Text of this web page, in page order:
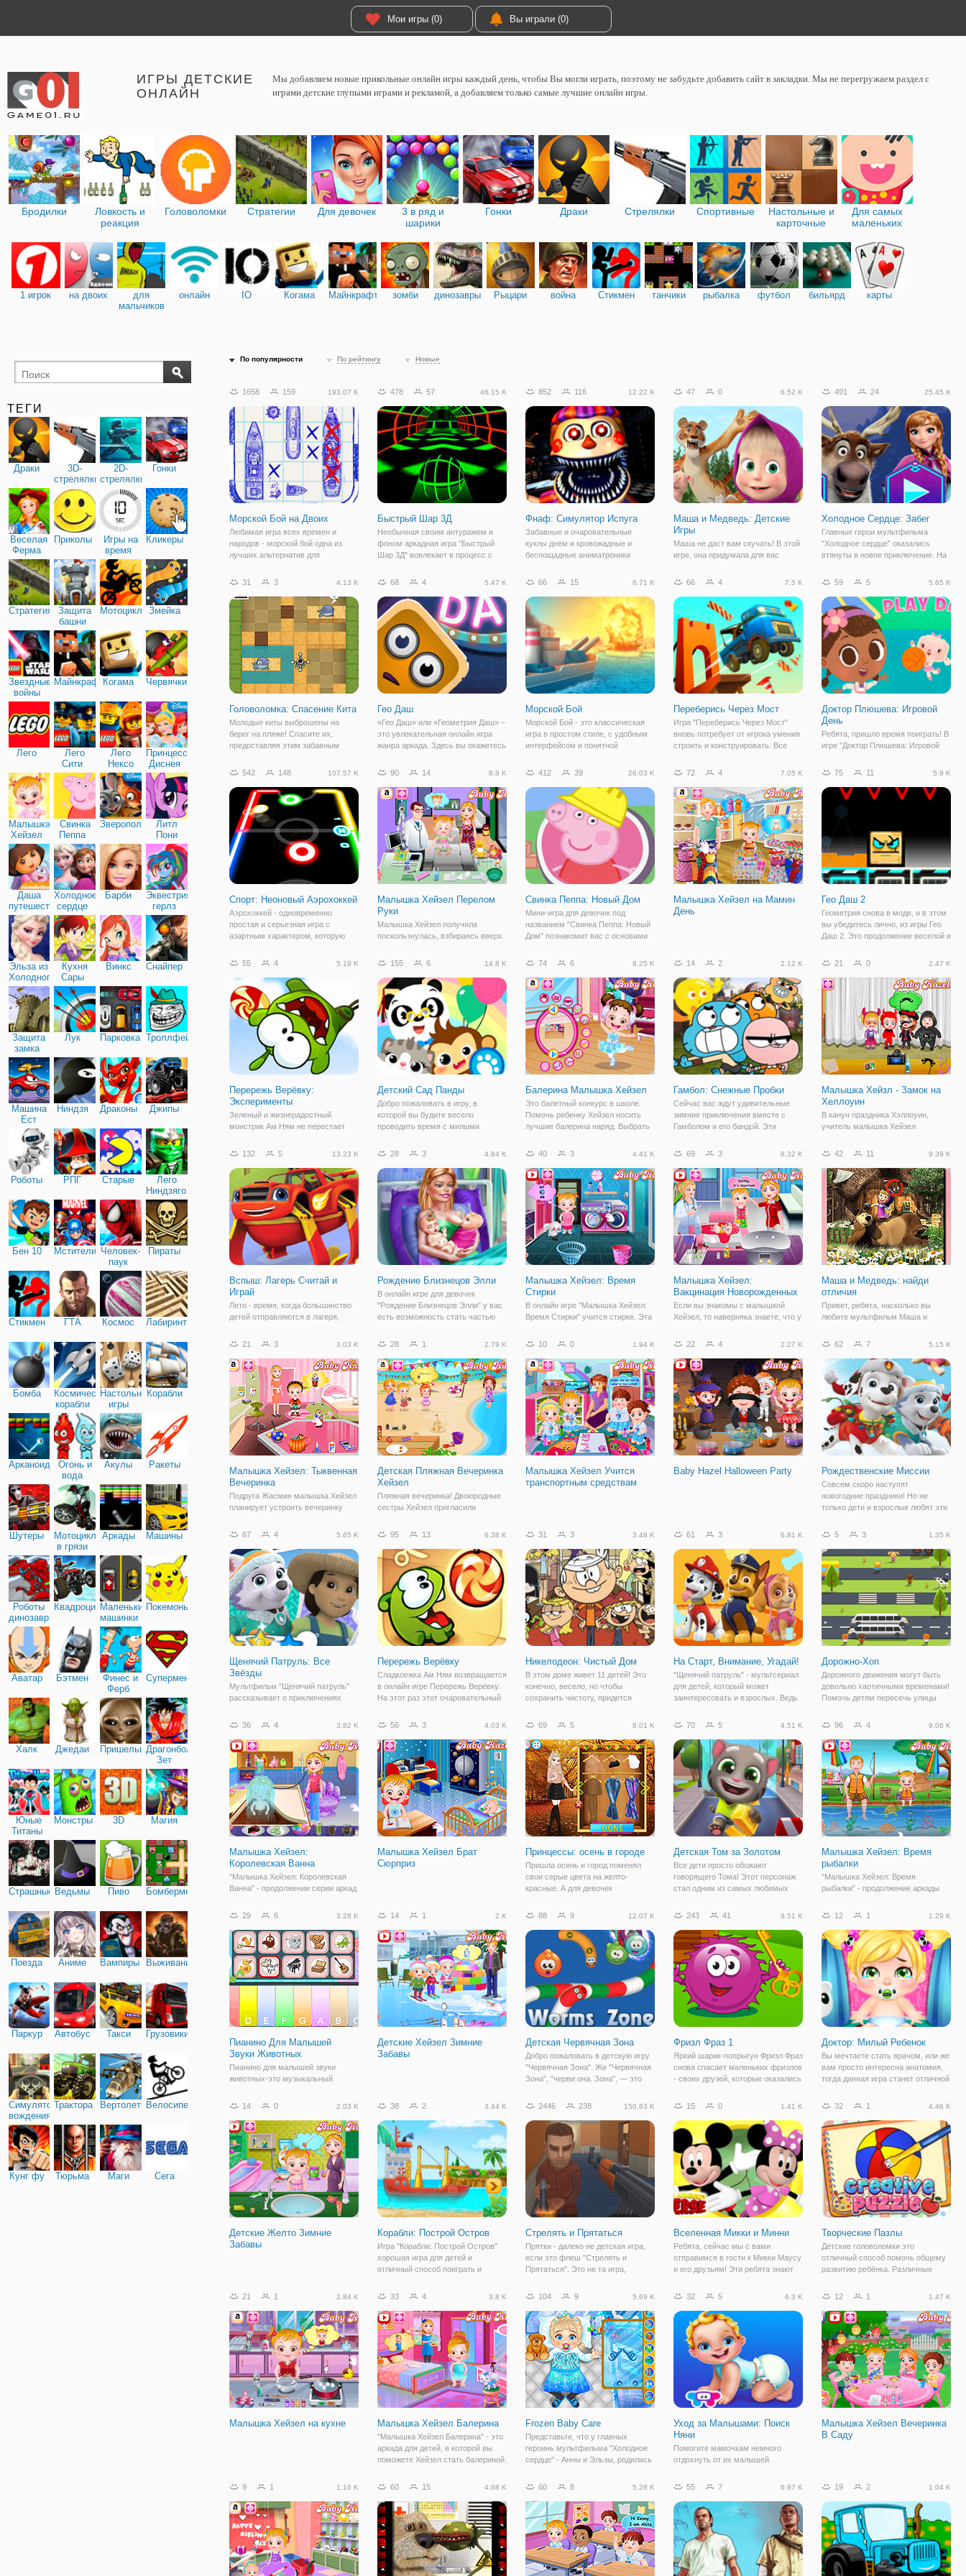
Мои игры (0) Вы играли (0)
ИГРЫ ДЕТСКИЕ
ОНЛАЙН
Мы добавляем новые прикольные онлайн игры каждый день, чтобы Вы могли играть, поэтому не забудьте добавить сайт в закладки. Мы не перегружаем раздел с
играми детские глупыми играми и рекламой, а добавляем только самые лучшие онлайн игры.
Бродилки
Ловкость и
реакция
Головоломки Стратегии Для девочек
3 в ряд и
шарики
Гонки Драки Стрелялки Спортивные
Настольные и
карточные
Для самых
маленьких
1 игрок на двоих
для
мальчиков
онлайн IO Когама Майнкрафт зомби динозавры Рыцари война Стикмен танчики рыбалка футбол бильярд карты
ТЕГИ
Драки
3D-
стрелялки
2D-
стрелялки
Гонки
Веселая
Ферма
Приколы
Игры на
время
Кликеры
Стратегия
Защита
башни
МотоциклыЗмейка
Звездные
войны
МайнкрафтКогама Червячки
Лего
Лего
Сити
Лего
Нексо
Найтс
Принцессы
Диснея
Малышка
Хейзел
Свинка
Пеппа
Зверополис
Литл
Пони
Дружба
Даша
путешественница
Холодное
сердце
Барби
Эквестрия
герлз
Эльза из
Холодного
сердца
Кухня
Сары
Винкс Снайпер
Защита
замка
Лук Парковка Троллфейс
Машина
Ест
Машину
Ниндзя Драконы Джипы
Роботы РПГ Старые
Лего
Ниндзяго
Бен 10 Мстители Человек-
паук
Пираты
Стикмен ГТА Космос Лабиринты
Бомба
Космические
корабли
Настольные
игры
Корабли
Арканоид
Огонь и
вода
Акулы Ракеты
Шутеры
Мотоциклы
в грязи
Аркады Машины
Роботы
динозавры
КвадроциклыМаленькие
машинки
Покемоны
Аватар Бэтмен
Финес и
Ферб
Супермен
Халк Джедаи ПришельцыДрагонболл
Зет
Юные
Титаны
Монстры 3D Магия
Страшные Ведьмы Пиво Бомбермен
Поезда Аниме Вампиры Выживание
Паркур Автобус Такси Грузовики
Симулятор
вождения
Трактора ВертолетыВелосипед
Кунг фу Тюрьма Маги Сега
По популярности По рейтингу Новые
1658 159 193.07 K
Морской Бой на Двоих
Любимая игра всех времен и
народов - морской бой одна из
лучших альтернатив для
близкими. Ведь это не только
игра, но и полезная. Морской бой
тренирует
478 57 46.15 K
Быстрый Шар 3Д
Необычная своим антуражем и
фоном аркадная игра "Быстрый
Шар 3Д" вовлекает в процесс с
проходить в темном пространстве,
неоновые стены, перегородки,
мосты и т.д.
852 116 12.22 K
Фнаф: Симулятор Испуга
Забавные и очаровательные
куклы днём и кровожадные и
беспощадные аниматроники
печально известная заброшенная
то это было весёлое и
жизнерадостное место, куда
47 0 6.52 K
Маша и Медведь: Детские
Игры
Маша не даст вам скучать! В этой
игре, она придумала для вас
приступить к играм с Машей, тогда
5 игр, которые вы должны пройти,
чтобы доказать родным, чтобы
очень
491 24 25.45 K
Холодное Сердце: Забег
Главные герои мультфильма
"Холодное сердце" оказались
втянуты в новое приключение. На
клану пещерных жителей
которые у них отняли злодеи. Но
Анна, Эльза,
31 3 4.13 K
Головоломка: Спасение Кита
Молодые киты выброшены на
берег на пляже! Спасите их,
предоставляя этим забавным
онлайн игре "Головоломка:
игре вам предстоит использовать
свою смекалку и
68 4 5.47 K
Гео Даш
«Гео Даш» или «Геометрия Даш» –
это увлекательная онлайн игра
жанра аркада. Здесь вы окажетесь
управляете мини-кубом, у
глаза и рот. Он мчится на
приличной скорости
66 15 8.71 K
Морской Бой
Морской Бой - это классическая
игра в простом стиле, с удобным
интерфейсом и понятной
приятной игры? Не нужно сидеть и
спорим, это порой приятно, но не
всегда
66 4 7.5 K
Переберись Через Мост
Игра "Переберись Через Мост"
вновь потребует от игрока умения
строить и конструировать. Все
конструкторы и создавать разные
задачей будет построить мост
через
59 5 5.65 K
Доктор Плюшева: Игровой
День
Ребята, пришло время поиграть! В
игре "Доктор Плюшева: Игровой
площадку. Компанию вам составит
её друзья: овечка Ламби, бегемот
Хэлли, снеговик Чилли и
542 148 107.57 K
Спорт: Неоновый Аэрохоккей
Аэрохоккей - одновременно
простая и серьезная игра с
азартным характером, которую
того, чтобы гнаться за шайбой по
действия будут разворачиваться
на поле, где
90 14 8.8 K
Малышка Хейзел Перелом
Руки
Малышка Хейзел получила
поскользнулась, взбираясь вверх
боли, когда ее рука сломана.
медицинского лечения. Малышка
Хейзел не может двигаться ей
412 39 26.03 K
Свинка Пеппа: Новый Дом
Мини-игра для девочек под
названием "Свинка Пеппа: Новый
Дом" познакомит вас с основами
начинается с того, что семья,
Мамы Свиньи, Пеппы и братика
Джорджа,
72 4 7.05 K
Малышка Хейзел на Мамин
День
75 11 5.9 K
Гео Даш 2
Геометрия снова в моде, и в этом
вы убедитесь лично, из игры Гео
Даш 2. Это продолжение веселой и
оставляет равнодушными. Здесь
где вы управляете мини-кубом, у
55 4 5.19 K
Перережь Верёвку:
Эксперименты
Зеленый и жизнерадостный
монстрик Ам Ням не перестает
и вновь выходит на охоту за
персонаж имеет очень большой
аппетит, поэтому готов питаться
сладким ежедневно.
155 6 14.8 K
Детский Сад Панды
Добро пожаловать в игру, в
которой вы будите весело
проводить время с милыми
Панды" - это очень увлекательная
с очень маленькими
удивительными животными и
74 6 8.25 K
Балерина Малышка Хейзел
Это балетный конкурс в школе.
Помочь ребенку Хейзел носить
лучшие балерина наряд. Выбрать
перчатки, украшения и реквизит.
14 2 2.12 K
Гамбол: Снежные Пробки
Сейчас вас ждут удивительные
зимние приключения вместе с
Гамболом и его бандой. Эти
приключения, то хотя бы
"Снежные Пробки" вам предстоит
сразиться с
21 0 2.47 K
Малышка Хейзл - Замок на
Хеллоуин
В канун праздника Хэллоуин,
учитель малышка Хейзел
Хэллоуин. Замок состоит из шести
много сюрпризов и подарков для
Хейзел. Давайте объединим
Хейзел для изучения этих
132 5 13.23 K
Вспыш: Лагерь Считай и
Играй
Лето - время, когда большинство
детей отправляются в лагеря,
знакомства и впечатления. Но
увлекательно, можно в формате
онлайн игры. К примеру, игра
"Вспыш:
28 3 4.84 K
Рождение Близнецов Элли
В онлайн игре для девочек
"Рождение Близнецов Элли" у вас
есть возможность стать частью
близнецов. Вы будете ухаживать
ведь она ждет двойню. Игроку
нужно
40 3 4.41 K
Малышка Хейзел: Время
Стирки
В онлайн игре "Малышка Хейзел:
Время Стирки" учится стирке. Эта
самостоятельна и вот она решила
хлопотами. А вы помогите
малышке научиться пользоваться
стиральной машиной и
69 3 8.32 K
Малышка Хейзел:
Вакцинация Новорожденных
Если вы знакомы с малышкой
Хейзел, то наверняка знаете, что у
совсем малыш, но Хейзел
как настоящая взрослая сестра. В
онлайн игре "Малышка Хейзел:
42 11 9.39 K
Маша и Медведь: найди
отличия
Привет, ребята, насколько вы
любите мультфильм Маша и
представляем игру Маша и
найдете 12 различных
изображений, чтобы повеселиться
с Машей и Медведем. Два
одинаковых
21 3 3.03 K
Малышка Хейзел: Тыквенная
Вечеринка
Подруга Жасмин малышка Хейзел
планирует устроить вечеринку
Жасмин принимающая сторона в
помочь ей в организации
вечеринки. Давайте
присоединиться детские
28 1 2.79 K
Детская Пляжная Вечеринка
Хейзел
Пляжная вечеринка! Двоюродные
сестры Хейзел пригласили
вечеринке. Наша дорогая
немного запуталась в ее наряды и
аксессуары. Вы можете помочь ей
в принятии лучший
10 0 1.94 K
Малышка Хейзел Учится
транспортным средствам
22 4 2.27 K
Baby Hazel Halloween Party
62 7 5.15 K
Рождественские Миссии
Совсем скоро наступят
новогодние праздники! Но не
только дети и взрослые любят эти
Спасательный отряд "Щенячий
наступления зимних праздников.
Но в это весёлое время у
67 4 5.65 K
Щенячий Патруль: Все
Звёзды
Мультфильм "Щенячий патруль"
рассказывает о приключениях
шестерых щенков. Среди них:
Крепыш, Зума, Скай.
Сообразительный и добрый
мальчик Зик Райдер основал этот
отряд
95 13 6.38 K
Перережь Верёвку
Сладкоежка Ам Ням возвращается
в онлайн игре Перережь Верёвку.
На этот раз этот очаровательный
себя новое приключение. И чтобы
можно больше конфет,
31 3 3.48 K
Никелодеон: Чистый Дом
В этом доме живет 11 детей! Это
конечно, весело, но чтобы
сохранить чистоту, придется
и его сестер и братьев ушли в
убраться в доме до их прихода.
61 3 6.81 K
На Старт, Внимание, Угадай!
"Щенячий патруль" - мультсериал
для детей, который может
заинтересовать и взрослых. Ведь
удивительных приключениях
щенков. А щенят невозможно не
любить. Если вы не
5 3 1.35 K
Дорожно-Хоп
Дорожного движения могут быть
довольно хаотичными временами!
Помочь детям пересечь улицы
автомобиль! Но вы должны быть
ездят в разных направлениях. Вы
можете получить
36 4 3.82 K
Малышка Хейзел:
Королевская Ванна
"Малышка Хейзел: Королевская
Ванна" - продолжении серии аркад
Хейзел грустно и одиноко, ведь
Хейзел - Мэттом. Поэтому, Хейзел
не знает, чем себя занять. Но вы
56 3 4.03 K
Малышка Хейзел Брат
Сюрприз
69 5 8.01 K
Принцессы: осень в городе
Пришла осень и город поменял
свои серые цвета на желто-
красные. А для девочек
гардероба. И это относится к
для девочек "Принцессы: осень в
70 5 4.51 K
Детская Том за Золотом
Все дети просто обожают
говорящего Тома! Этот персонаж
стал одним из самых любимых
присоединимся к одной из них. В
ждёт головокружительный забег по
96 4 9.06 K
Малышка Хейзел: Время
рыбалки
"Малышка Хейзел: Время
рыбалки" - продолжение аркады
продолжаем исследовать мир с
девочка решила отправиться на
рыбалку вместе со своим отцом. А
мы поможем им
29 6 3.28 K
Пианино Для Малышей
Звуки Животных
Пианино для малышей звуки
животных-это музыкальный
звучат инструменты. Вы можете
инструмент, чтобы услышать звук
животного играют на разных
инструментах. Эта
14 1 2 K
Детские Хейзел Зимние
Забавы
88 9 12.07 K
Детская Червячная Зона
Добро пожаловать в детскую игру
"Червячная Зона". Же "Червячная
Зона", "черви она. Зона", — это
браузерная игра, где вы сможете
мира в режиме онлайн.
243 41 9.51 K
Фризл Фраз 1
Яркий шарик-попрыгун Фризл Фраз
снова спасает маленьких фризлов
- своих друзей, которые оказались
"Фризл Фраз 1". Это первая часть
этим веселым персонажем,
12 1 1.29 K
Доктор: Милый Ребенок
Вы мечтаете стать врачом, или же
вам просто интересна анатомия,
тогда данная игра станет отличной
медицины. В этой игре вы будите
маленьких ребёночков. Все они
14 0 2.03 K
Детские Желто Зимние
Забавы
38 2 3.44 K
Корабли: Построй Остров
Игра "Корабли: Построй Остров"
хорошая игра для детей и
отличный способ поиграть и
Игра позволяет изучать корабли,
строить дом, развивая моторику и
воображение у
2446 238 150.63 K
Стрелять и Прятаться
Прятки - далеко не детская игра,
если это флеш "Стрелять и
Прятаться". Это не та игра,
дворе. Этот флеш представляет
многопользовательском режиме.
Что означает, что здесь
15 0 1.41 K
Вселенная Микки и Минни
Ребята, сейчас мы с вами
отправимся в гости к Микки Маусу
и его друзьям! Эти ребята знают
позволят заскучать! И сейчас мы
весёлой компании. В детской игре
32 1 4.46 K
Творческие Пазлы
Детские головоломки это
отличный способ помочь общему
развитию ребёнка. Различные
раскраски помогут малышам
сделать гибким интеллект и
улучшить память. В
21 1 2.84 K
Малышка Хейзел на кухне
33 4 3.8 K
Малышка Хейзел Балерина
"Малышка Хейзел Балерина" - это
аркада для детей, в которой вы
поможете Хейзел стать балериной.
волнителен для девочки, ведь она
танцевальный класс. Но перед
этим, вам
104 9 5.69 K
Frozen Baby Care
Представьте, что у главных
героинь мультфильма "Холодное
сердце" - Анны и Эльзы, родились
недоеданий и усталости, пришла и
Помогите молодым мамочкам
справиться с
32 5 6.3 K
Уход за Малышами: Поиск
Няни
Помогите мамочкам немного
отдохнуть от их малышей.
делают, что ухаживают за своими
няню, которая будет ладить с
малышами и будет помогать
мамам по уходу.
12 1 1.47 K
Малышка Хейзел Вечеринка
В Саду
9 1 1.16 K 60 15 4.68 K 60 8 5.28 K 55 7 6.97 K 19 2 1.04 K